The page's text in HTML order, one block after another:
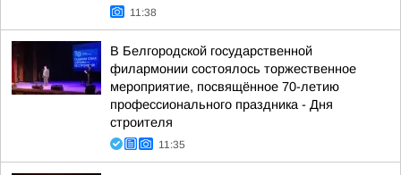
11:38
В Белгородской государственной
филармонии состоялось торжественное
мероприятие, посвящённое 70-летию
профессионального праздника - Дня
строителя
11:35